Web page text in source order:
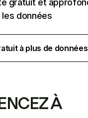
gratuit et
les données
à plus de données
À